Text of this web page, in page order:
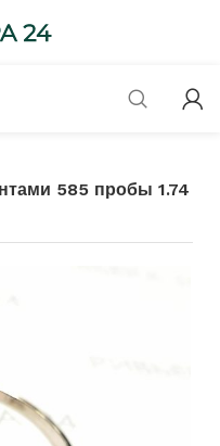
585 пробы 1.74